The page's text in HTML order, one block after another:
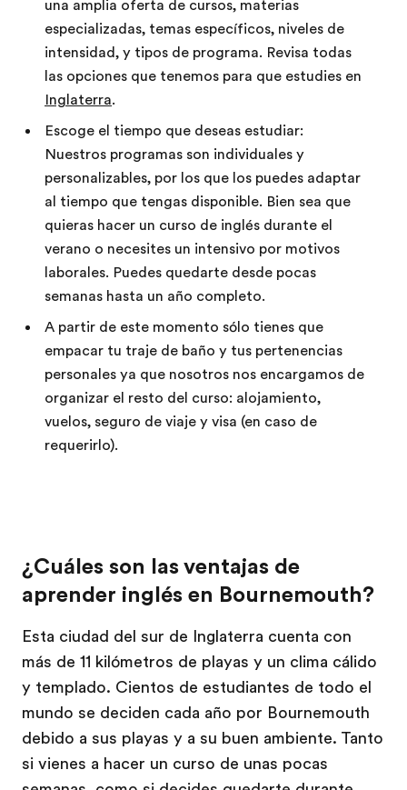
una amplia oferta de cursos, materias
especializadas, temas específicos, niveles de
intensidad, y tipos de programa. Revisa todas
las opciones que tenemos para que estudies en
Inglaterra.
Escoge el tiempo que deseas estudiar:
Nuestros programas son individuales y
personalizables, por los que los puedes adaptar
al tiempo que tengas disponible. Bien sea que
quieras hacer un curso de inglés durante el
verano o necesites un intensivo por motivos
laborales. Puedes quedarte desde pocas
semanas hasta un año completo.
A partir de este momento sólo tienes que
empacar tu traje de baño y tus pertenencias
personales ya que nosotros nos encargamos de
organizar el resto del curso: alojamiento,
vuelos, seguro de viaje y visa (en caso de
requerirlo).
¿Cuáles son las ventajas de
aprender inglés en Bournemouth?
Esta ciudad del sur de Inglaterra cuenta con
más de 11 kilómetros de playas y un clima cálido
y templado. Cientos de estudiantes de todo el
mundo se deciden cada año por Bournemouth
debido a sus playas y a su buen ambiente. Tanto
si vienes a hacer un curso de unas pocas